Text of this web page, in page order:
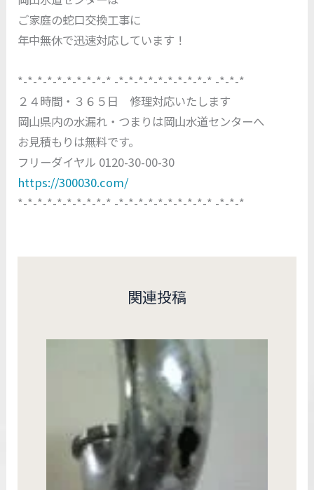
ご家庭の蛇口交換工事に
年中無休で迅速対応しています！
*-*-*-*-*-*-*-*-*-* -*-*-*-*-*-*-*-*-*-* -*-*-*
２４時間・３６５日 修理対応いたします
岡山県内の水漏れ・つまりは岡山水道センターへ
お見積もりは無料です。
フリーダイヤル 0120-30-00-30
https://300030.com/
*-*-*-*-*-*-*-*-*-* -*-*-*-*-*-*-*-*-*-* -*-*-*
関連投稿